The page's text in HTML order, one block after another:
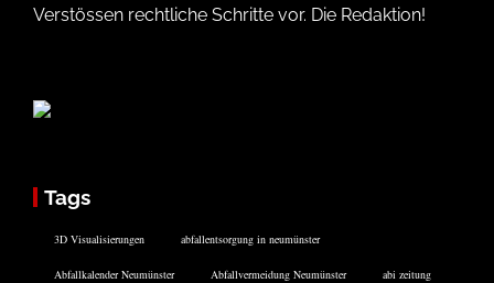
Verstössen rechtliche Schritte vor. Die Redaktion!
Tags
3D Visualisierungen abfallentsorgung in neumünster
Abfallkalender Neumünster Abfallvermeidung Neumünster abi zeitung